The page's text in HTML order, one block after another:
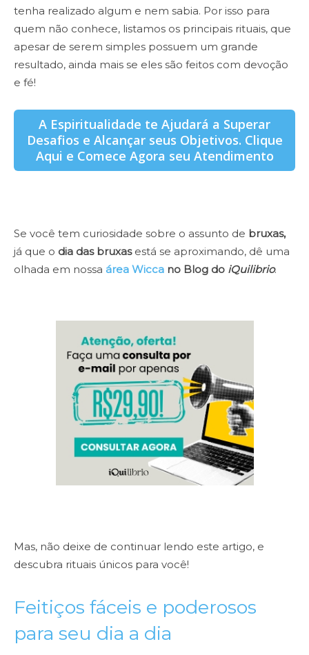
tenha realizado algum e nem sabia. Por isso para
quem não conhece, listamos os principais rituais, que
apesar de serem simples possuem um grande
resultado, ainda mais se eles são feitos com devoção
e fé!
A Espiritualidade te Ajudará a Superar
Desafios e Alcançar seus Objetivos. Clique
Aqui e Comece Agora seu Atendimento
Se você tem curiosidade sobre o assunto de bruxas,
já que o dia das bruxasestá se aproximando, dê uma
olhada em nossa área Wicca no Blog do iQuilibrio.
Mas, não deixe de continuar lendo este artigo, e
descubra rituais únicos para você!
Feitiços fáceis e poderosos
para seu dia a dia